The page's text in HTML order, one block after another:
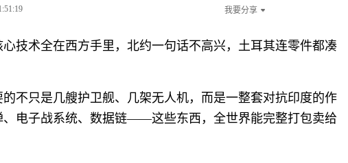
我要分享
技术全在西方手里，北约一句话不高兴，土耳其连零件都凑
不只是几艘护卫舰、几架无人机，而是一整套对抗印度的作
、电子战系统、数据链——这些东西，全世界能完整打包卖给